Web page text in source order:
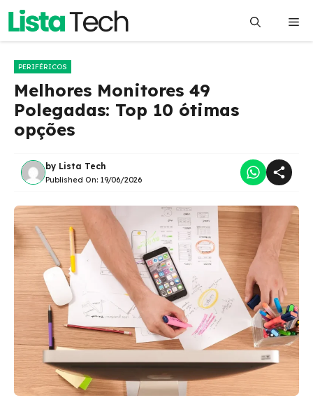
Pular
o
PERIFÉRICOS
Melhores Monitores 49
Polegadas: Top 10 ótimas
opções
by Lista Tech
Published On: 19/06/2026